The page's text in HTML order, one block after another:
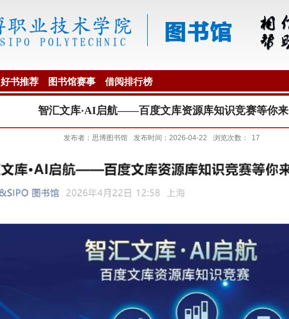
好书推荐 图书馆赛事 借阅排行榜
智汇文库·AI启航——百度文库资源库知识竞赛等你来
发布者：思博图书馆 发布时间：2026-04-22 浏览次数： 17